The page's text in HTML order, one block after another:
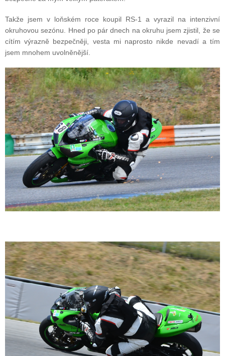
Takže jsem v loňském roce koupil RS-1 a vyrazil na intenzivní
okruhovou sezónu. Hned po pár dnech na okruhu jsem zjistil, že se
cítím výrazně bezpečněji, vesta mi naprosto nikde nevadí a tím
jsem mnohem uvolněnější.